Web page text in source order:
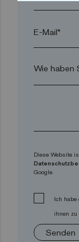
E-Mail*
Diese Website
Google.
Ich habe
ihnen zu
Senden